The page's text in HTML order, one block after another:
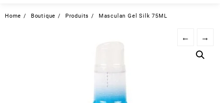
Home Boutique Produits Masculan Gel Silk 75ML
← →